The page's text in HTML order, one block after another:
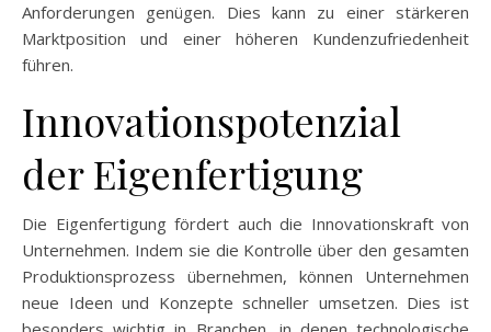
Anforderungen genügen. Dies kann zu einer stärkeren
Marktposition und einer höheren Kundenzufriedenheit
führen.
Innovationspotenzial
der Eigenfertigung
Die Eigenfertigung fördert auch die Innovationskraft von
Unternehmen. Indem sie die Kontrolle über den gesamten
Produktionsprozess übernehmen, können Unternehmen
neue Ideen und Konzepte schneller umsetzen. Dies ist